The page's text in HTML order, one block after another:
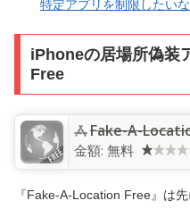
特定アプリを制限したいな
iPhoneの居場所偽装
Free
‎Fake-A-
金額: 無料
『Fake-A-Location Free』は